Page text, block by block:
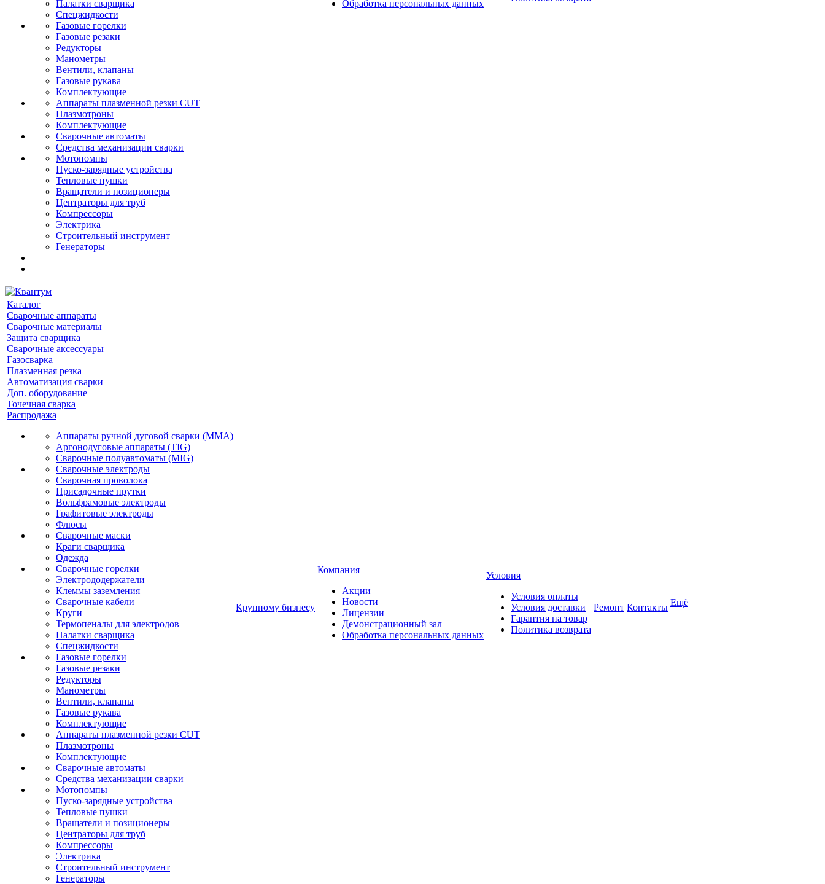
Палатки сварщика
Спецжидкости
Газовые горелки
Газовые резаки
Редукторы
Манометры
Вентили, клапаны
Газовые рукава
Комплектующие
Аппараты плазменной резки CUT
Плазмотроны
Комплектующие
Сварочные автоматы
Средства механизации сварки
Мотопомпы
Пуско-зарядные устройства
Тепловые пушки
Вращатели и позиционеры
Центраторы для труб
Компрессоры
Электрика
Строительный инструмент
Генераторы
Обработка персональных данных
Каталог
Сварочные аппараты
Сварочные материалы
Защита сварщика
Сварочные аксессуары
Газосварка
Плазменная резка
Автоматизация сварки
Доп. оборудование
Точечная сварка
Распродажа
Аппараты ручной дуговой сварки (MMA)
Аргонодуговые аппараты (TIG)
Сварочные полуавтоматы (MIG)
Сварочные электроды
Сварочная проволока
Присадочные прутки
Вольфрамовые электроды
Графитовые электроды
Флюсы
Сварочные маски
Краги сварщика
Одежда
Сварочные горелки
Электрододержатели
Клеммы заземления
Сварочные кабели
Круги
Термопеналы для электродов
Палатки сварщика
Спецжидкости
Газовые горелки
Газовые резаки
Редукторы
Манометры
Вентили, клапаны
Газовые рукава
Комплектующие
Аппараты плазменной резки CUT
Плазмотроны
Комплектующие
Сварочные автоматы
Средства механизации сварки
Мотопомпы
Пуско-зарядные устройства
Тепловые пушки
Вращатели и позиционеры
Центраторы для труб
Компрессоры
Электрика
Строительный инструмент
Генераторы
Крупному бизнесу
Компания
Акции
Новости
Лицензии
Демонстрационный зал
Обработка персональных данных
Условия
Условия оплаты
Условия доставки
Гарантия на товар
Политика возврата
Ремонт Контакты Ещё